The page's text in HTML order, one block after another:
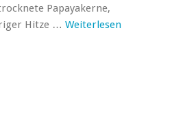
Papayakerne,
Hitze … Weiterlesen